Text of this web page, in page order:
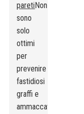
paretiNon
sono
solo
ottimi
per
prevenire
fastidiosi
graffi e
ammaccature